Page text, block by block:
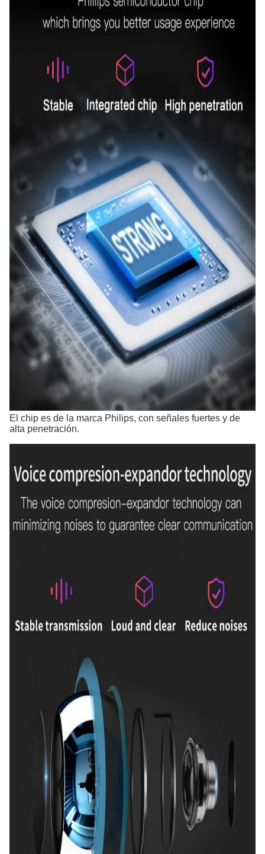
El chip es de la marca Philips, con señales fuertes y de
alta penetración.